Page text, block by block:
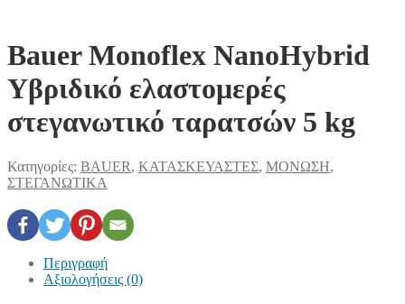
Bauer Monoflex NanoHybrid
Υβριδικό ελαστομερές
στεγανωτικό ταρατσών 5 kg
Κατηγορίες: BAUER, ΚΑΤΑΣΚΕΥΑΣΤΕΣ, ΜΟΝΩΣΗ,
ΣΤΕΓΑΝΩΤΙΚΑ
Περιγραφή
Αξιολογήσεις (0)